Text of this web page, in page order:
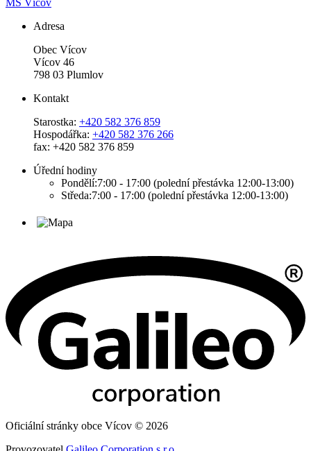
MŠ Vícov
Adresa
Obec Vícov
Vícov 46
798 03 Plumlov
Kontakt
Starostka: +420 582 376 859
Hospodářka: +420 582 376 266
fax: +420 582 376 859
Úřední hodiny
Pondělí:7:00 - 17:00 (polední přestávka 12:00-13:00)
Středa:7:00 - 17:00 (polední přestávka 12:00-13:00)
Oficiální stránky obce Vícov © 2026